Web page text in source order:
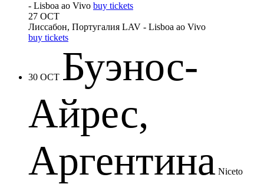
- Lisboa ao Vivo buy tickets
27 OCT
Лиссабон, Португалия LAV - Lisboa ao Vivo
buy tickets
30 OCT Буэнос-
Айрес,
Аргентина Niceto